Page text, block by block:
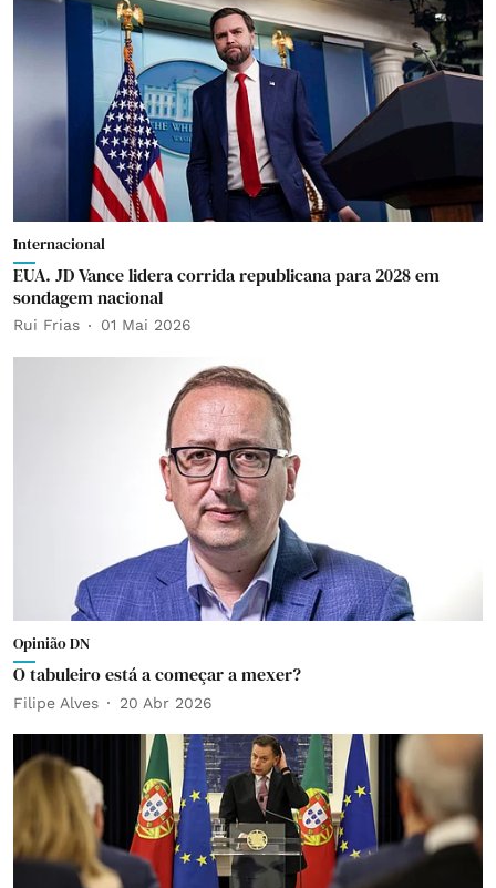
Internacional
EUA. JD Vance lidera corrida republicana para 2028 em
sondagem nacional
Rui Frias 01 Mai 2026
Opinião DN
O tabuleiro está a começar a mexer?
Filipe Alves 20 Abr 2026